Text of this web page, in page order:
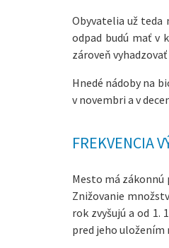
Obyvatelia už teda
odpad budú mať v
zároveň
Hnedé nádoby na
v novembri a v
FREKVENCIA
Mesto má zákonnú
Znižovanie
rok zvyšujú a od 1.
pred jeho uložením